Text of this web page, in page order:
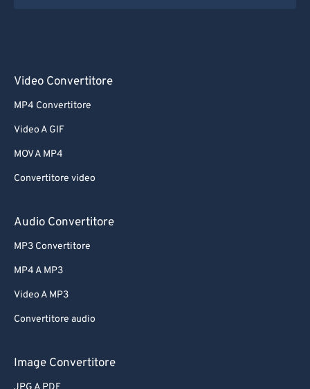
Video Convertitore
MP4 Convertitore
Video A GIF
MOV A MP4
Convertitore video
Audio Convertitore
MP3 Convertitore
MP4 A MP3
Video A MP3
Convertitore audio
Image Convertitore